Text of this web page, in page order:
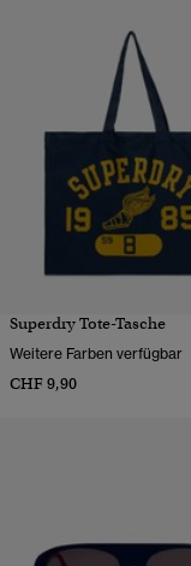
Superdry Tote-Tasche
Weitere Farben verfügbar
CHF 9,90